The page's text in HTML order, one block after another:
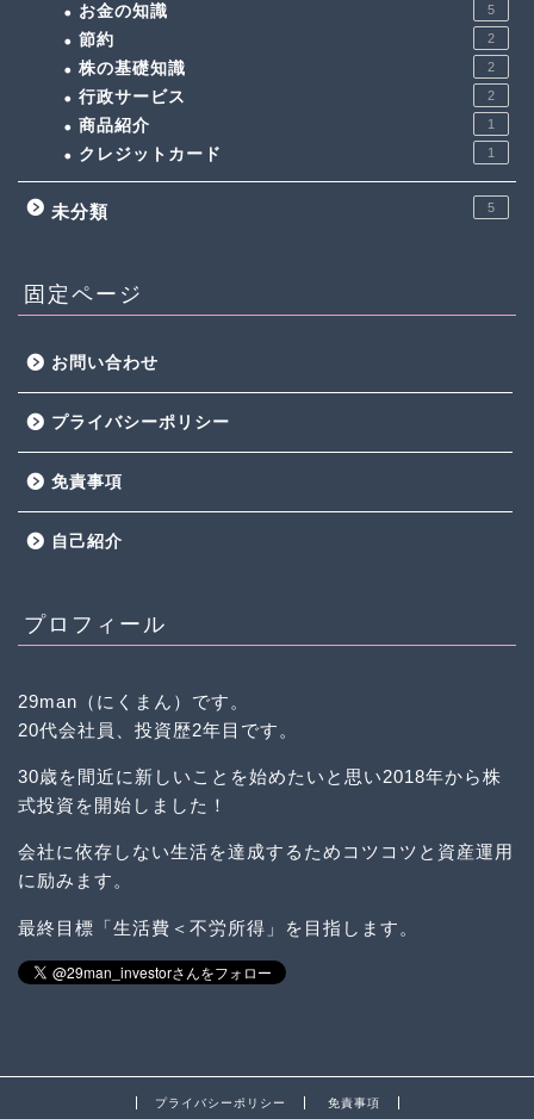
お金の知識 5
節約 2
株の基礎知識 2
行政サービス 2
商品紹介 1
クレジットカード 1
未分類 5
固定ページ
お問い合わせ
プライバシーポリシー
免責事項
自己紹介
プロフィール
29man（にくまん）です。
20代会社員、投資歴2年目です。
30歳を間近に新しいことを始めたいと思い2018年から株
式投資を開始しました！
会社に依存しない生活を達成するためコツコツと資産運用
に励みます。
最終目標「生活費＜不労所得」を目指します。
プライバシーポリシー 免責事項